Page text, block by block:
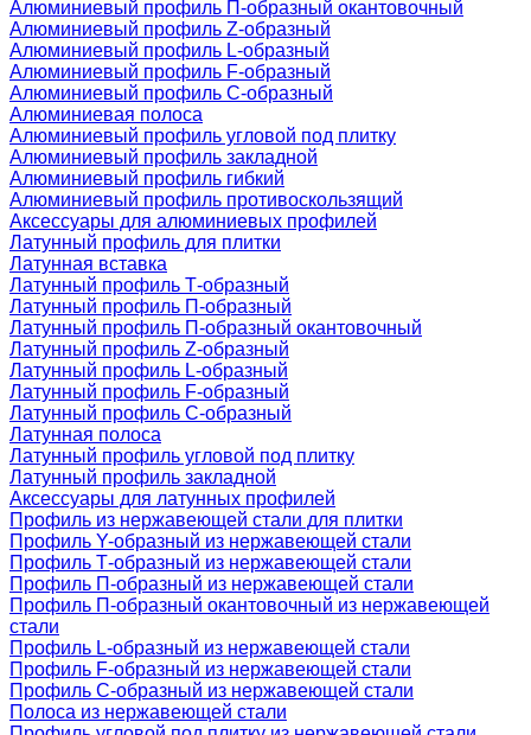
Алюминиевый профиль П-образный окантовочный
Алюминиевый профиль Z-образный
Алюминиевый профиль L-образный
Алюминиевый профиль F-образный
Алюминиевый профиль C-образный
Алюминиевая полоса
Алюминиевый профиль угловой под плитку
Алюминиевый профиль закладной
Алюминиевый профиль гибкий
Алюминиевый профиль противоскользящий
Аксессуары для алюминиевых профилей
Латунный профиль для плитки
Латунная вставка
Латунный профиль Т-образный
Латунный профиль П-образный
Латунный профиль П-образный окантовочный
Латунный профиль Z-образный
Латунный профиль L-образный
Латунный профиль F-образный
Латунный профиль C-образный
Латунная полоса
Латунный профиль угловой под плитку
Латунный профиль закладной
Аксессуары для латунных профилей
Профиль из нержавеющей стали для плитки
Профиль Y-образный из нержавеющей стали
Профиль Т-образный из нержавеющей стали
Профиль П-образный из нержавеющей стали
Профиль П-образный окантовочный из нержавеющей
стали
Профиль L-образный из нержавеющей стали
Профиль F-образный из нержавеющей стали
Профиль C-образный из нержавеющей стали
Полоса из нержавеющей стали